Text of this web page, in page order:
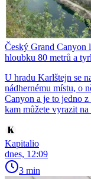
Český Grand Canyon
hloubku 80 metrů a
U hradu Karlštejn se
nádhernému místu, o
Canyon a je to jedno
kam můžete vyrazit
Kapitalio
dnes, 12:09
3 min